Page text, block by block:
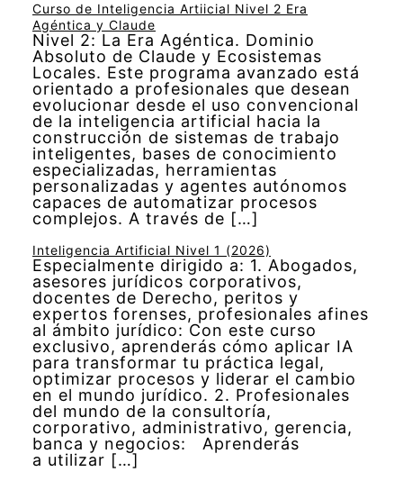
Curso de Inteligencia Artiicial Nivel 2 Era
Agéntica y Claude
Nivel 2: La Era Agéntica. Dominio
Absoluto de Claude y Ecosistemas
Locales. Este programa avanzado está
orientado a profesionales que desean
evolucionar desde el uso convencional
de la inteligencia artificial hacia la
construcción de sistemas de trabajo
inteligentes, bases de conocimiento
especializadas, herramientas
personalizadas y agentes autónomos
capaces de automatizar procesos
complejos. A través de […]
Inteligencia Artificial Nivel 1 (2026)
Especialmente dirigido a: 1. Abogados,
asesores jurídicos corporativos,
docentes de Derecho, peritos y
expertos forenses, profesionales afines
al ámbito jurídico: Con este curso
exclusivo, aprenderás cómo aplicar IA
para transformar tu práctica legal,
optimizar procesos y liderar el cambio
en el mundo jurídico. 2. Profesionales
del mundo de la consultoría,
corporativo, administrativo, gerencia,
banca y negocios: Aprenderás
a utilizar […]